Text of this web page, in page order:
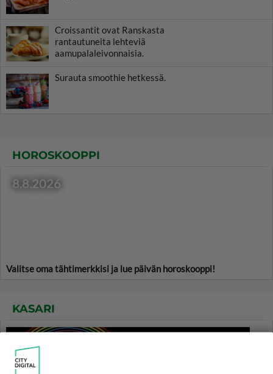
Croissantit ovat Ranskasta
rantautuneita lehteviä
aamupalaleivonnaisia.
Surauta smoothie hetkessä.
HOROSKOOPPI
8.8.2026
Valitse oma tähtimerkkisi ja lue päivän horoskooppi!
KASARI